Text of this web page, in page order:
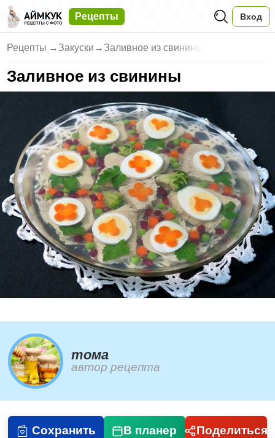
Рецепты Вход
Рецепты → Закуски → Заливное из свинины
Заливное из свинины
тома
автор рецепта
Сохранить В планер Поделиться